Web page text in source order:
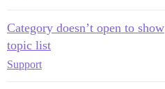
Category doesn’t open to show
topic list
Support